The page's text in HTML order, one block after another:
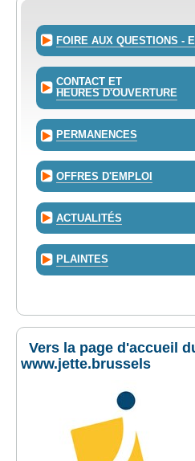
FOIRE AUX QUESTIONS -
CONTACT ET
HEURES D'OUVERTURE
PERMANENCES
OFFRES D'EMPLOI
ACTUALITÉS
PLAINTES
Vers la page d'accueil
www.jette.brussels